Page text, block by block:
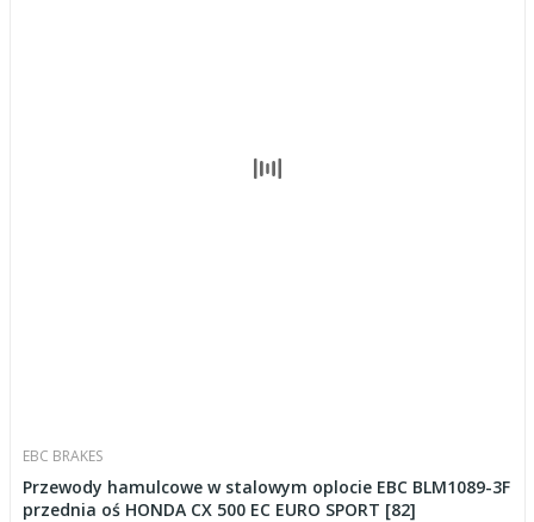
EBC BRAKES
Przewody hamulcowe w stalowym oplocie EBC BLM1089-3F
przednia oś HONDA CX 500 EC EURO SPORT [82]